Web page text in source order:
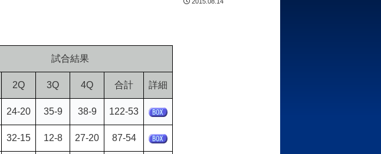
試合結果
2Q 3Q 4Q 合計 詳細
24-20 35-9 38-9 122-53
32-15 12-8 27-20 87-54